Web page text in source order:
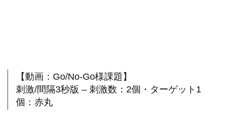
【動画：Go/No-Go様課題】
刺激/間隔3秒版 – 刺激数：2個・ターゲット1
個：赤丸